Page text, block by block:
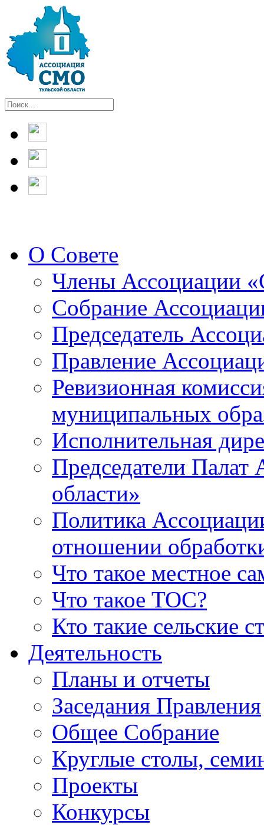
О Совете
Члены Ассоциации
Собрание
Председатель
Правление
Ревизионная
муниципальных
Исполнительная
Председатели
области»
Политика
отношении
Что такое местное
Что такое ТОС?
Кто такие сельские
Деятельность
Планы и отчеты
Заседания Правления
Общее Собрание
Круглые столы,
Проекты
Конкурсы